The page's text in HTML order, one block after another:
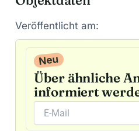
Veröffentlicht am:
Neu
Über ähnliche
informiert